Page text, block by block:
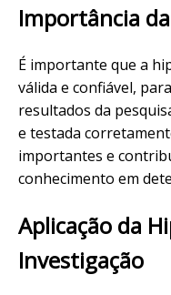
Importância
É importante que a
válida e confiável,
resultados da
e testada
importantes e
conhecimento em
Aplicação da
Investigação